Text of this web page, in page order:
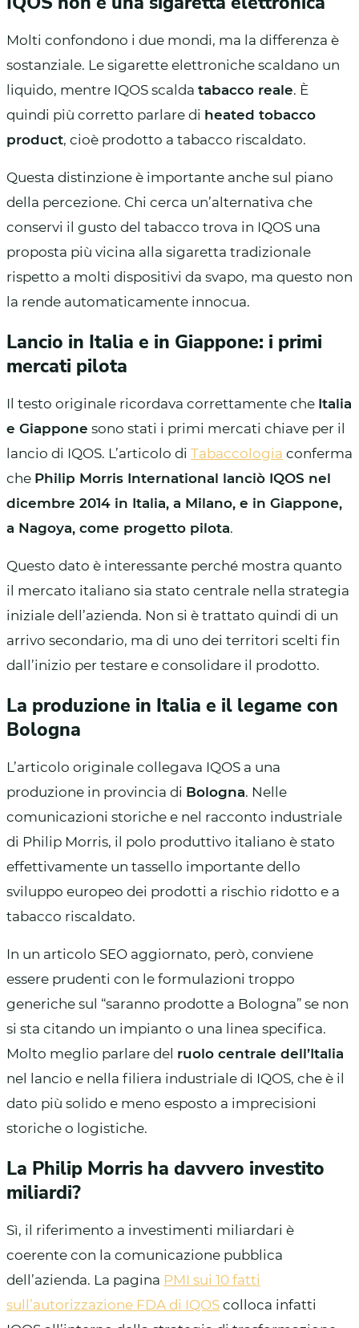
Molti confondono i due mondi, ma la differenza è
sostanziale. Le sigarette elettroniche scaldano un
liquido, mentre IQOS scalda tabacco reale. È
quindi più corretto parlare di heated tobacco
product, cioè prodotto a tabacco riscaldato.
Questa distinzione è importante anche sul piano
della percezione. Chi cerca un’alternativa che
conservi il gusto del tabacco trova in IQOS una
proposta più vicina alla sigaretta tradizionale
rispetto a molti dispositivi da svapo, ma questo non
la rende automaticamente innocua.
Lancio in Italia e in Giappone: i primi
mercati pilota
Il testo originale ricordava correttamente che Italia
e Giappone sono stati i primi mercati chiave per il
lancio di IQOS. L’articolo di Tabaccologia conferma
che Philip Morris International lanciò IQOS nel
dicembre 2014 in Italia, a Milano, e in Giappone,
a Nagoya, come progetto pilota.
Questo dato è interessante perché mostra quanto
il mercato italiano sia stato centrale nella strategia
iniziale dell’azienda. Non si è trattato quindi di un
arrivo secondario, ma di uno dei territori scelti fin
dall’inizio per testare e consolidare il prodotto.
La produzione in Italia e il legame con
Bologna
L’articolo originale collegava IQOS a una
produzione in provincia di Bologna. Nelle
comunicazioni storiche e nel racconto industriale
di Philip Morris, il polo produttivo italiano è stato
effettivamente un tassello importante dello
sviluppo europeo dei prodotti a rischio ridotto e a
tabacco riscaldato.
In un articolo SEO aggiornato, però, conviene
essere prudenti con le formulazioni troppo
generiche sul “saranno prodotte a Bologna” se non
si sta citando un impianto o una linea specifica.
Molto meglio parlare del ruolo centrale dell’Italia
nel lancio e nella filiera industriale di IQOS, che è il
dato più solido e meno esposto a imprecisioni
storiche o logistiche.
La Philip Morris ha davvero investito
miliardi?
Sì, il riferimento a investimenti miliardari è
coerente con la comunicazione pubblica
dell’azienda. La pagina PMI sui 10 fatti
sull’autorizzazione FDA di IQOS colloca infatti